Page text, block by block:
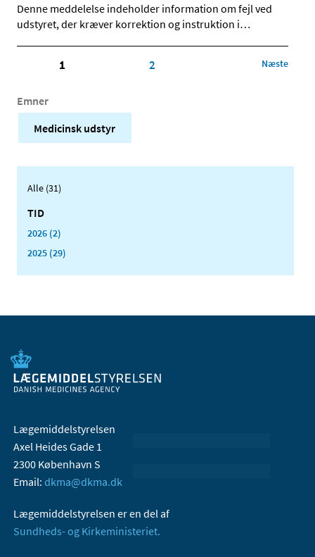
Denne meddelelse indeholder information om fejl ved
udstyret, der kræver korrektion og instruktion i…
1 2 Næste
Emner
Medicinsk udstyr
Alle (31)
TID
2026 (2)
2025 (29)
Lægemiddelstyrelsen
Axel Heides Gade 1
2300 København S
Email: dkma@dkma.dk
Lægemiddelstyrelsen er en del af
Sundheds- og Kirkeministeriet.